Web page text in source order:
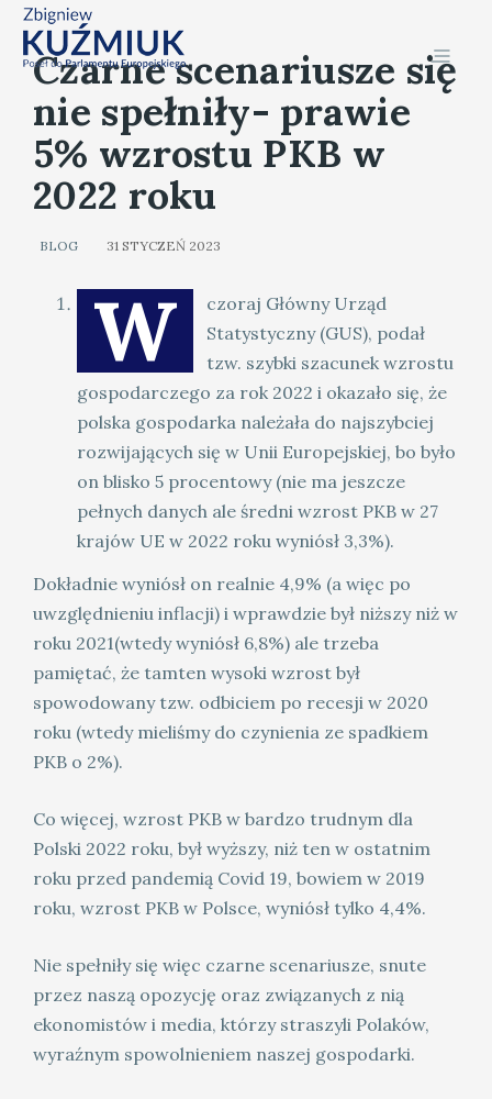
Czarne scenariusze się
nie spełniły- prawie
5% wzrostu PKB w
2022 roku
BLOG 31 STYCZEŃ 2023
W
czoraj Główny Urząd
Statystyczny (GUS), podał
tzw. szybki szacunek wzrostu
gospodarczego za rok 2022 i okazało się, że
polska gospodarka należała do najszybciej
rozwijających się w Unii Europejskiej, bo było
on blisko 5 procentowy (nie ma jeszcze
pełnych danych ale średni wzrost PKB w 27
krajów UE w 2022 roku wyniósł 3,3%).
Dokładnie wyniósł on realnie 4,9% (a więc po
uwzględnieniu inflacji) i wprawdzie był niższy niż w
roku 2021(wtedy wyniósł 6,8%) ale trzeba
pamiętać, że tamten wysoki wzrost był
spowodowany tzw. odbiciem po recesji w 2020
roku (wtedy mieliśmy do czynienia ze spadkiem
PKB o 2%).
Co więcej, wzrost PKB w bardzo trudnym dla
Polski 2022 roku, był wyższy, niż ten w ostatnim
roku przed pandemią Covid 19, bowiem w 2019
roku, wzrost PKB w Polsce, wyniósł tylko 4,4%.
Nie spełniły się więc czarne scenariusze, snute
przez naszą opozycję oraz związanych z nią
ekonomistów i media, którzy straszyli Polaków,
wyraźnym spowolnieniem naszej gospodarki.